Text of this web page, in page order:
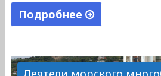
Подробнее
Борисович"